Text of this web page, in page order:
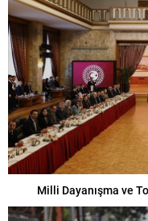
Milli Dayanışma ve